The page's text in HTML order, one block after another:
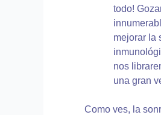
todo!
mejorar la
nos
una gran
Como ves, la